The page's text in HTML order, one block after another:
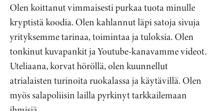
Olen koittanut vimmaisesti purkaa tuota minulle
kryptistä koodia. Olen kahlannut läpi satoja sivuja
yrityksemme tarinaa, toimintaa ja tuloksia. Olen
tonkinut kuvapankit ja Youtube-kanavamme videot.
Uteliaana, korvat höröllä, olen kuunnellut
atrialaisten turinoita ruokalassa ja käytävillä. Olen
myös salapoliisin lailla pyrkinyt tarkkailemaan